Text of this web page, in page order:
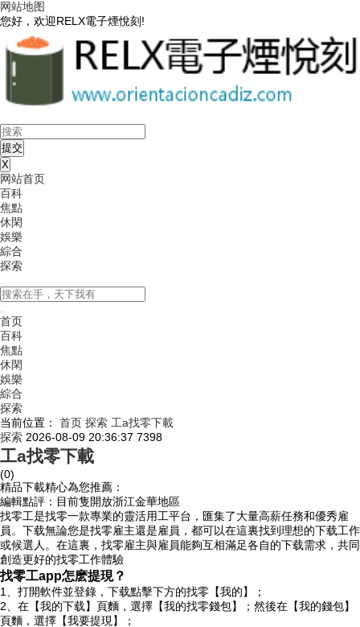
网站地图
您好，欢迎RELX電子煙悅刻!
X
网站首页
百科
焦點
休閑
娛樂
綜合
探索
首页
百科
焦點
休閑
娛樂
綜合
探索
当前位置：
首页 探索 工a找零下載
探索 2026-08-09 20:36:37 7398
工a找零下載
(0)
精品下載精心為您推薦：
編輯點評：目前隻開放浙江金華地區
找零工是找零一款專業的靈活用工平台，匯集了大量高薪任務和優秀雇
員。下载無論您是找零雇主還是雇員，都可以在這裏找到理想的下载工作
或候選人。在這裏，找零雇主與雇員能夠互相滿足各自的下载需求，共同
創造更好的找零工作體驗
找零工app怎麽提現？
1、打開軟件並登錄，下载點擊下方的找零 【我的】；
2、在【我的下载】頁麵，選擇【我的找零錢包】；然後在【我的錢包】
頁麵，選擇【我要提現】；